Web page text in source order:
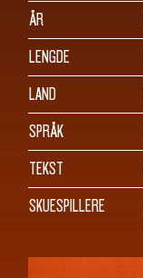
ÅR
LENGDE
LAND
SPRÅK
TEKST
SKUESPILLERE